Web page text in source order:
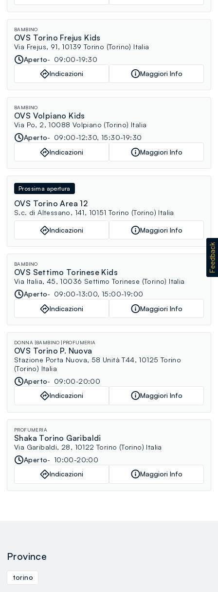
BAMBINO
OVS Torino Frejus Kids
Via Frejus, 91, 10139 Torino (Torino) Italia
Aperto
09:00-19:30
Indicazioni
Maggiori Info
BAMBINO
OVS Volpiano Kids
Via Po, 2, 10088 Volpiano (Torino) Italia
Aperto
09:00-12:30, 15:30-19:30
Indicazioni
Maggiori Info
Prossima apertura
OVS Torino Area 12
S.c. di Altessano, 141, 10151 Torino (Torino) Italia
Indicazioni Maggiori Info
BAMBINO
OVS Settimo Torinese Kids
Via Italia, 45, 10036 Settimo Torinese (Torino) Italia
Aperto
09:00-13:00, 15:00-19:00
Indicazioni
Maggiori Info
DONNA BAMBINO PROFUMERIA
OVS Torino P. Nuova
Stazione Porta Nuova, 58 Unità T44, 10125 Torino
(Torino) Italia
Aperto
09:00-20:00
Indicazioni
Maggiori Info
PROFUMERIA
Shaka Torino Garibaldi
Via Garibaldi, 28, 10122 Torino (Torino) Italia
Aperto
10:00-20:00
Indicazioni
Maggiori Info
Province
torino